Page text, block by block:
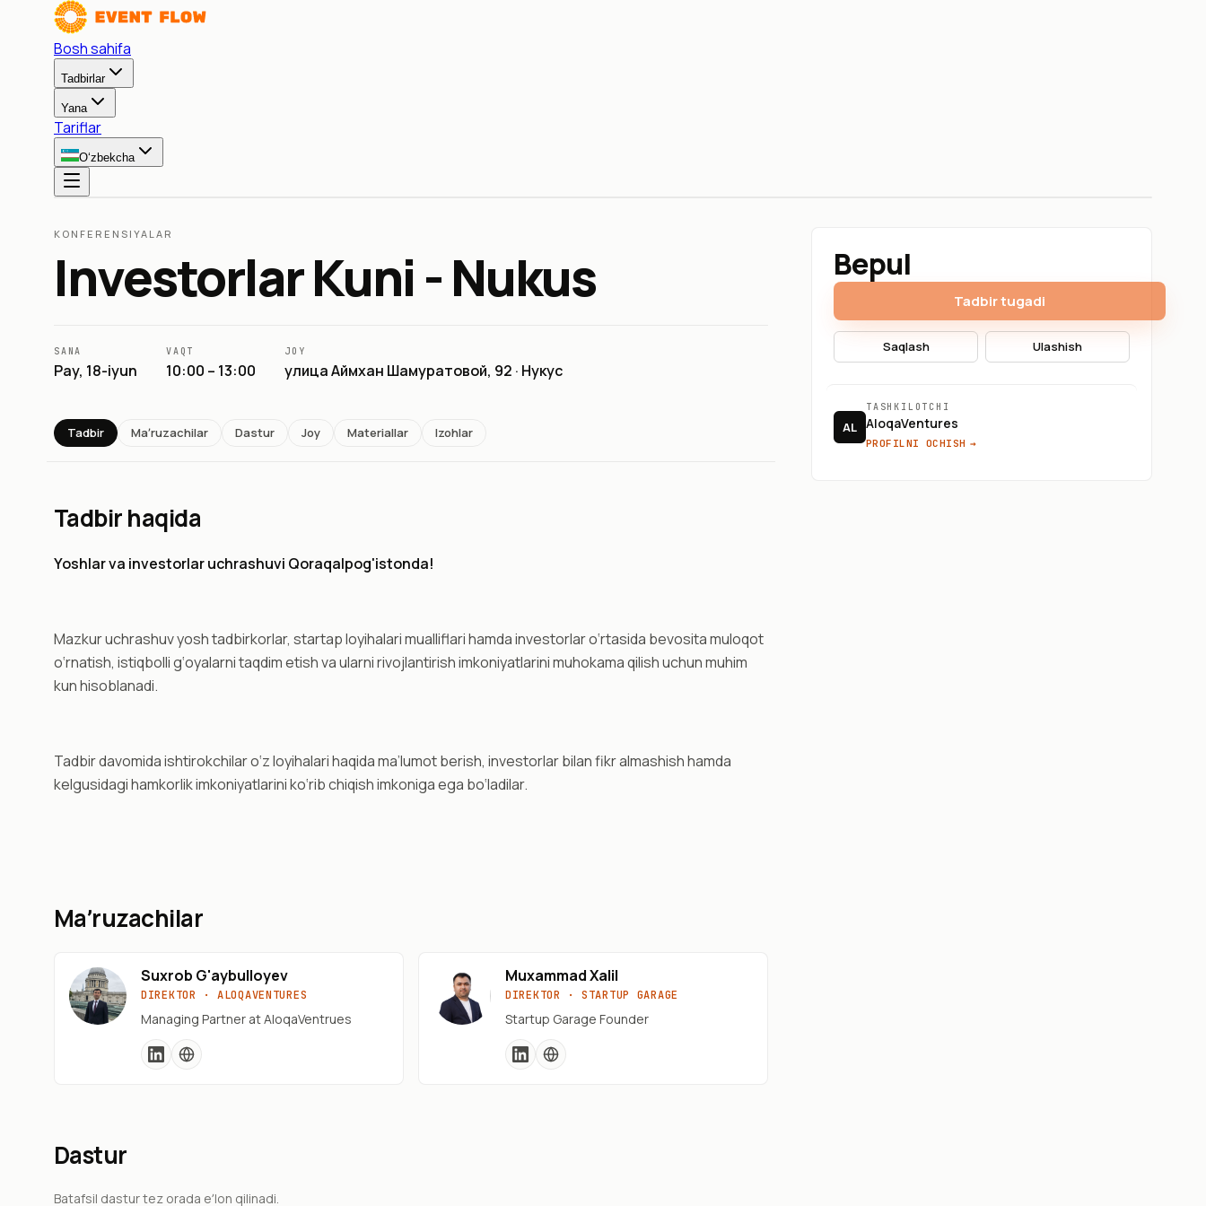
Bosh sahifa
Tadbirlar
Yana
Tariflar
O‘zbekcha
KONFERENSIYALAR
Investorlar Kuni - Nukus
SANA
Pay, 18-iyun
VAQT
10:00 – 13:00
JOY
улица Аймхан Шамуратовой, 92 · Нукус
Tadbir Maʼruzachilar Dastur Joy Materiallar Izohlar
Tadbir haqida
Yoshlar va investorlar uchrashuvi Qoraqalpog'istonda!
Mazkur uchrashuv yosh tadbirkorlar, startap loyihalari mualliflari hamda investorlar o‘rtasida bevosita muloqot
o‘rnatish, istiqbolli g‘oyalarni taqdim etish va ularni rivojlantirish imkoniyatlarini muhokama qilish uchun muhim
kun hisoblanadi.
Tadbir davomida ishtirokchilar o‘z loyihalari haqida ma’lumot berish, investorlar bilan fikr almashish hamda
kelgusidagi hamkorlik imkoniyatlarini ko‘rib chiqish imkoniga ega bo‘ladilar.
Maʼruzachilar
Suxrob G'aybulloyev
DIREKTOR · ALOQAVENTURES
Managing Partner at AloqaVentrues
Muxammad Xalil
DIREKTOR · STARTUP GARAGE
Startup Garage Founder
Dastur
Batafsil dastur tez orada eʼlon qilinadi.
Bepul
Tadbir tugadi
Saqlash Ulashish
AL
TASHKILOTCHI
AloqaVentures
PROFILNI OCHISH →